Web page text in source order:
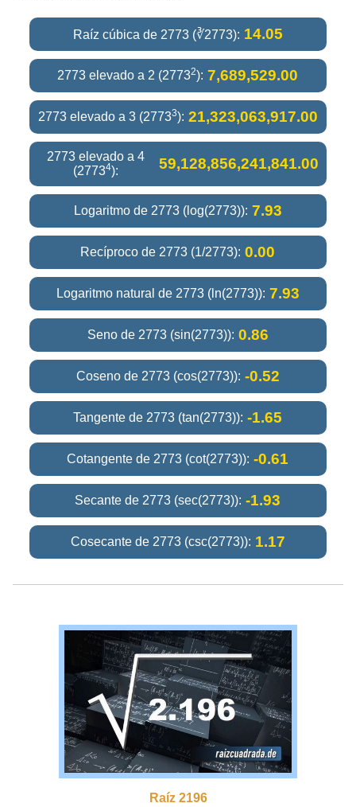
Raíz cúbica de 2773 (∛2773): 14.05
2773 elevado a 2 (27732): 7,689,529.00
2773 elevado a 3 (27733): 21,323,063,917.00
2773 elevado a 4
(27734): 59,128,856,241,841.00
Logaritmo de 2773 (log(2773)): 7.93
Recíproco de 2773 (1/2773): 0.00
Logaritmo natural de 2773 (ln(2773)): 7.93
Seno de 2773 (sin(2773)): 0.86
Coseno de 2773 (cos(2773)): -0.52
Tangente de 2773 (tan(2773)): -1.65
Cotangente de 2773 (cot(2773)): -0.61
Secante de 2773 (sec(2773)): -1.93
Cosecante de 2773 (csc(2773)): 1.17
Raíz 2196